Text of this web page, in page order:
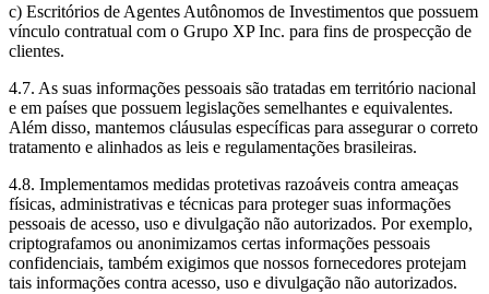
c) Escritórios de Agentes Autônomos de Investimentos que possuem
vínculo contratual com o Grupo XP Inc. para fins de prospecção de
clientes.
4.7. As suas informações pessoais são tratadas em território nacional
e em países que possuem legislações semelhantes e equivalentes.
Além disso, mantemos cláusulas específicas para assegurar o correto
tratamento e alinhados as leis e regulamentações brasileiras.
4.8. Implementamos medidas protetivas razoáveis contra ameaças
físicas, administrativas e técnicas para proteger suas informações
pessoais de acesso, uso e divulgação não autorizados. Por exemplo,
criptografamos ou anonimizamos certas informações pessoais
confidenciais, também exigimos que nossos fornecedores protejam
tais informações contra acesso, uso e divulgação não autorizados.